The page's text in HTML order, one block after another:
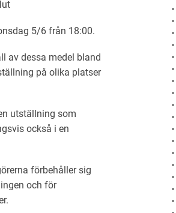
5/6 från 18:00.
av dessa medel bland
på olika platser
utställning som
också i en
förbehåller sig
och för